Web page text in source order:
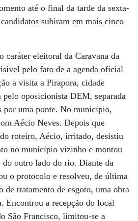
até o final da tarde da sexta-
subiram em mais cinco
caráter eleitoral da Caravana da
pelo fato de a agenda oficial
a visita a Pirapora, cidade
oposicionista DEM, separada
por uma ponte. No município,
Aécio Neves. Depois que
roteiro, Aécio, irritado, desistiu
no município vizinho e montou
do outro lado do rio. Diante da
o protocolo e resolveu, de última
de tratamento de esgoto, uma obra
Encontrou a recepção do local
São Francisco, limitou-se a